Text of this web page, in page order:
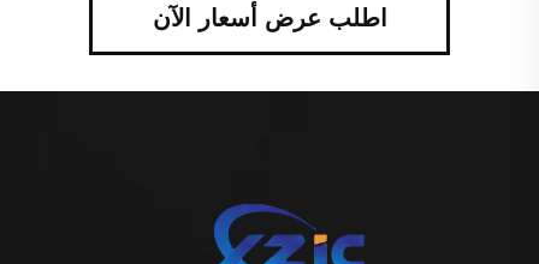
اطلب عرض أسعار الآن